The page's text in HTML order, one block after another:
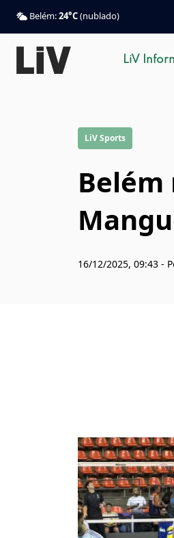
Belém:24°C(nublado)
LiV
LiV Sports
Belém
16/12/2025, 09:43 -